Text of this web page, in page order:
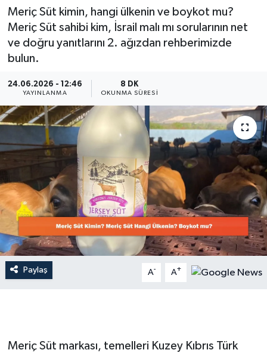
Meriç Süt kimin, hangi ülkenin ve boykot mu?
Meriç Süt sahibi kim, İsrail malı mı sorularının net
ve doğru yanıtlarını 2. ağızdan rehberimizde
bulun.
24.06.2026 - 12:46
YAYINLANMA
8 DK
OKUNMA SÜRESI
Paylaş A- A+
Meriç Süt markası, temelleri Kuzey Kıbrıs Türk
Magazin
Ekonomi
Spor
Dünya
Resmi Reklamlar
Tüm Manşetler
Son Dakika Haberleri
Haber Arşivi